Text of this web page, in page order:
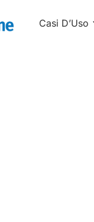
Casi D’Uso